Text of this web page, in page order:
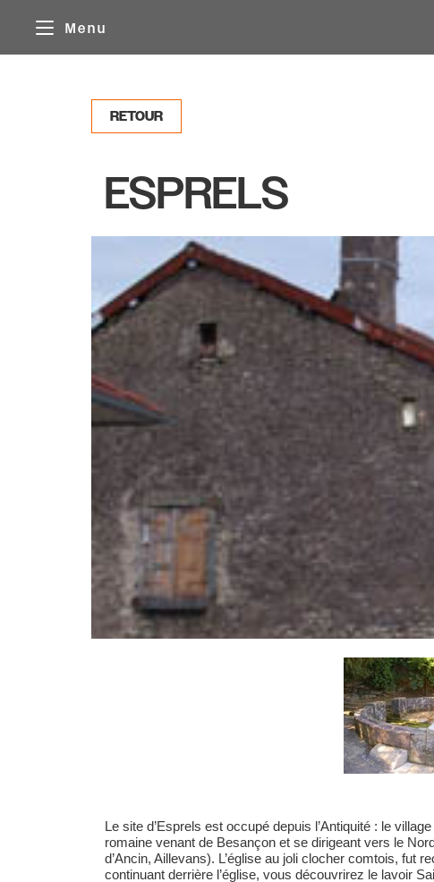
Menu
RETOUR
ESPRELS
Le site d’Esprels est occupé depuis l’Antiquité : le
romaine venant de Besançon et se dirigeant vers le
d’Ancin, Aillevans). L’église au joli clocher comtois, fut
continuant derrière l’église, vous découvrirez le lavoir